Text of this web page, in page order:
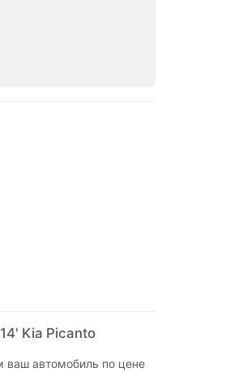
Kia Picanto
ваш автомобиль по цене